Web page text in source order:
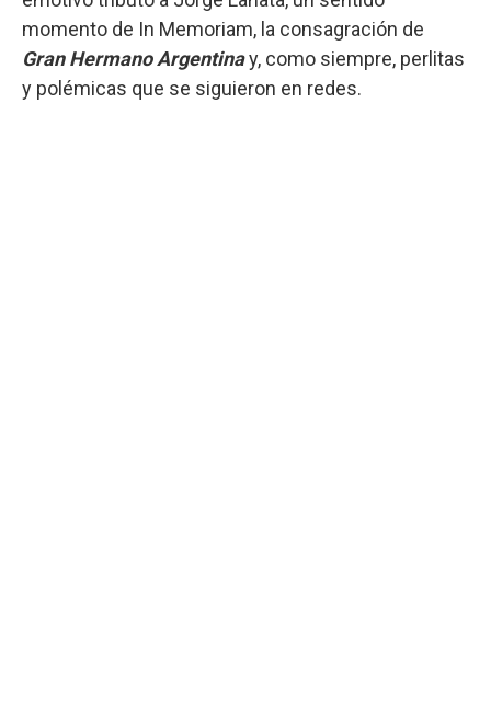
momento de In Memoriam, la consagración de
Gran Hermano Argentinay, como siempre, perlitas
y polémicas que se siguieron en redes.